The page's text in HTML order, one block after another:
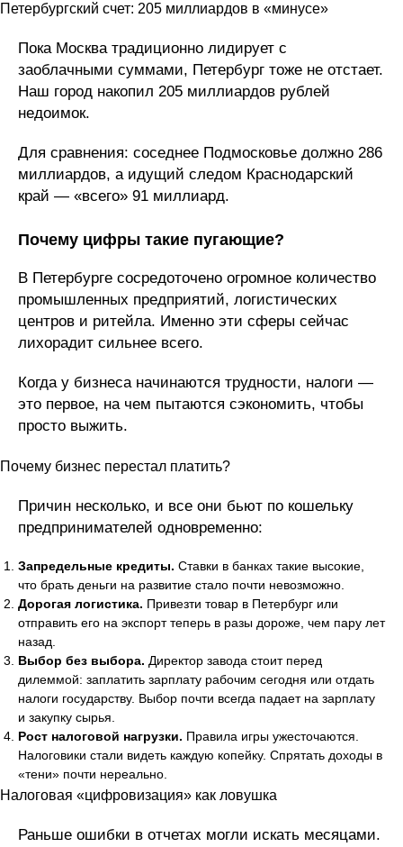
Петербургский счет: 205 миллиардов в «минусе»
Пока Москва традиционно лидирует с
заоблачными суммами, Петербург тоже не отстает.
Наш город накопил 205 миллиардов рублей
недоимок.
Для сравнения: соседнее Подмосковье должно 286
миллиардов, а идущий следом Краснодарский
край — «всего» 91 миллиард.
Почему цифры такие пугающие?
В Петербурге сосредоточено огромное количество
промышленных предприятий, логистических
центров и ритейла. Именно эти сферы сейчас
лихорадит сильнее всего.
Когда у бизнеса начинаются трудности, налоги —
это первое, на чем пытаются сэкономить, чтобы
просто выжить.
Почему бизнес перестал платить?
Причин несколько, и все они бьют по кошельку
предпринимателей одновременно:
Запредельные кредиты. Ставки в банках такие высокие,
что брать деньги на развитие стало почти невозможно.
Дорогая логистика. Привезти товар в Петербург или
отправить его на экспорт теперь в разы дороже, чем пару лет
назад.
Выбор без выбора. Директор завода стоит перед
дилеммой: заплатить зарплату рабочим сегодня или отдать
налоги государству. Выбор почти всегда падает на зарплату
и закупку сырья.
Рост налоговой нагрузки. Правила игры ужесточаются.
Налоговики стали видеть каждую копейку. Спрятать доходы в
«тени» почти нереально.
Налоговая «цифровизация» как ловушка
Раньше ошибки в отчетах могли искать месяцами.